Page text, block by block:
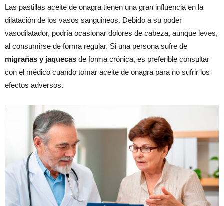
Las pastillas aceite de onagra tienen una gran influencia en la
dilatación de los vasos sanguineos. Debido a su poder
vasodilatador, podría ocasionar dolores de cabeza, aunque leves,
al consumirse de forma regular. Si una persona sufre de
migrañas y jaquecas de forma crónica, es preferible consultar
con el médico cuando tomar aceite de onagra para no sufrir los
efectos adversos.